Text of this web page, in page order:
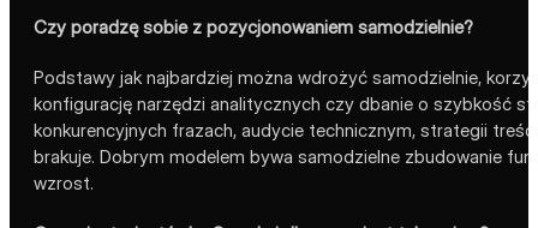
Czy poradzę sobie z pozycjonowaniem samodzielnie?
Podstawy jak najbardziej można wdrożyć samodzielnie,
konfigurację narzędzi analitycznych czy dbanie o szybkość
konkurencyjnych frazach, audycie technicznym, strategii
brakuje. Dobrym modelem bywa samodzielne zbudowanie
wzrost.